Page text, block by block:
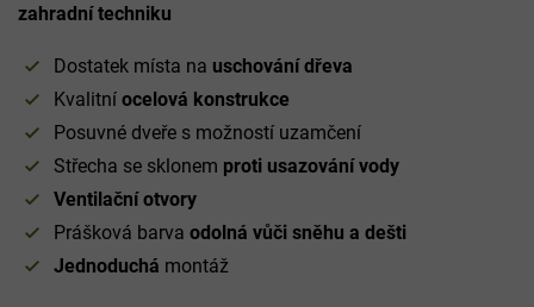
zahradní techniku
Dostatek místa na uschování dřeva
Kvalitní ocelová konstrukce
Posuvné dveře s možností uzamčení
Střecha se sklonem proti usazování vody
Ventilační otvory
Prášková barva odolná vůči sněhu a dešti
Jednoduchá montáž